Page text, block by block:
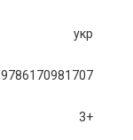
укр
9786170981707
3+